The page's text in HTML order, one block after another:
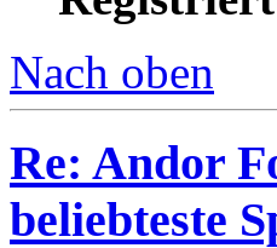
Nach oben
Re: Andor
beliebteste